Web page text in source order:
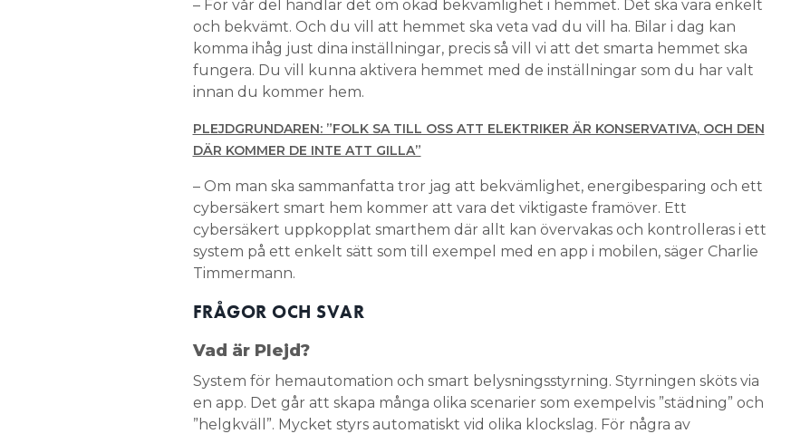
– För vår del handlar det om ökad bekvämlighet i hemmet. Det ska vara enkelt
och bekvämt. Och du vill att hemmet ska veta vad du vill ha. Bilar i dag kan
komma ihåg just dina inställningar, precis så vill vi att det smarta hemmet ska
fungera. Du vill kunna aktivera hemmet med de inställningar som du har valt
innan du kommer hem.
PLEJDGRUNDAREN: ”FOLK SA TILL OSS ATT ELEKTRIKER ÄR KONSERVATIVA, OCH DEN
DÄR KOMMER DE INTE ATT GILLA”
– Om man ska sammanfatta tror jag att bekvämlighet, energibesparing och ett
cybersäkert smart hem kommer att vara det viktigaste framöver. Ett
cybersäkert uppkopplat smarthem där allt kan övervakas och kontrolleras i ett
system på ett enkelt sätt som till exempel med en app i mobilen, säger Charlie
Timmermann.
FRÅGOR OCH SVAR
Vad är Plejd?
System för hemautomation och smart belysningsstyrning. Styrningen sköts via
en app. Det går att skapa många olika scenarier som exempelvis ”städning” och
”helgkväll”. Mycket styrs automatiskt vid olika klockslag. För några av